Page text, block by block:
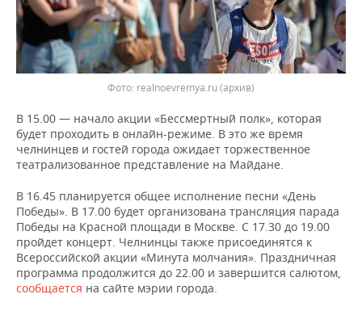
Фото: realnoevremya.ru (архив)
В 15.00 — начало акции «Бессмертный полк», которая
будет проходить в онлайн-режиме. В это же время
челнинцев и гостей города ожидает торжественное
театрализованное представление на Майдане.
В 16.45 планируется общее исполнение песни «День
Победы». В 17.00 будет организована трансляция парада
Победы на Красной площади в Москве. С 17.30 до 19.00
пройдет концерт. Челнинцы также присоединятся к
Всероссийской акции «Минута молчания». Праздничная
программа продолжится до 22.00 и завершится салютом,
сообщается на сайте мэрии города.